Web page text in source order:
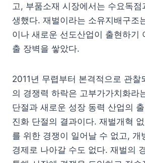
고, 부품소재 시장에서는 수요독
생했다. 재벌이라는 소유지배구조
이나 새로운 선도산업이 출현하기
출 장벽을 쌓았다.
2011년 무렵부터 본격적으로 관찰
의 경쟁력 하락은 고부가가치화라
단절과 새로운 성장 동력 산업의
진화 단절의 결과이다. 재벌개혁
를 위한 경쟁이 일어날 수 없고, 개
경제로 나아갈 수도 없다. 재벌의